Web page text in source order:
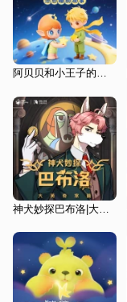
阿贝贝和小王子的星际旅行|治愈睡前故事|经典文学改编|小王子